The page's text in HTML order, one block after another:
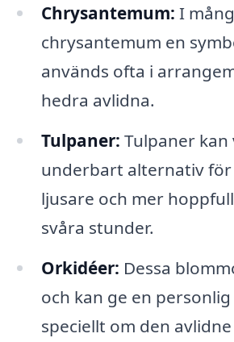
Chrysantemum: I
chrysantemum en
används ofta i
hedra avlidna.
Tulpaner: Tulpaner
underbart alternativ
ljusare och mer
svåra stunder.
Orkidéer: Dessa
och kan ge en
speciellt om den